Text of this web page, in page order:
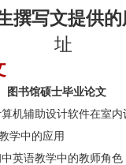
撰写文提供
址
图书馆硕士毕业论文
机辅助设计软件在室内
学中的应用
英语教学中的教师角色